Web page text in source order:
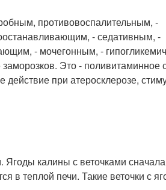
противовоспалительным, -
- седативным, -
- мочегонным, -
Это - поливитаминное
при атеросклерозе,
Ягоды калины с веточками сначала
в теплой печи. Такие веточки с